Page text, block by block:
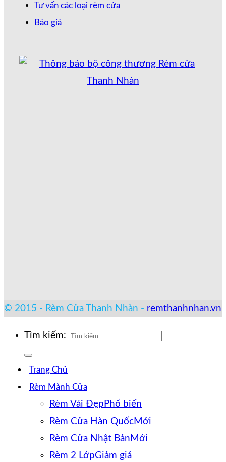
Tư vấn các loại rèm cửa
Báo giá
© 2015 - Rèm Cửa Thanh Nhàn - remthanhnhan.vn
Tìm kiếm:
Trang Chủ
Rèm Mành Cửa
Rèm Vải Đẹp
Rèm Cửa Hàn Quốc
Rèm Cửa Nhật Bản
Rèm 2 Lớp